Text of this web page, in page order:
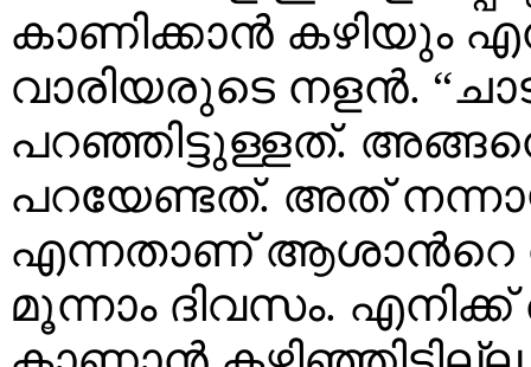
കാണിക്കാന്‍ കഴിയും
വാരിയരുടെ നളന്‍.
പറഞ്ഞിട്ടുള്ളത്.
പറയേണ്ടത്. അത്
എന്നതാണ് ആശാന്‍റെ
മൂന്നാം ദിവസം.